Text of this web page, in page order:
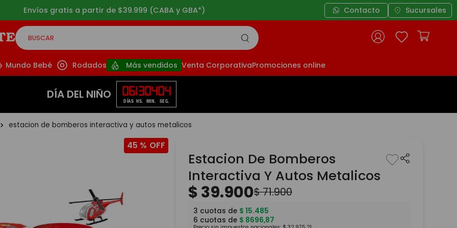
gratis a partir de $39.999 (CABA y GBA*) 3 cuotas sin interés a partir de
Contacto Sucursales
BUSCAR
Mundo Bebé Rodados Más vendidos Venta CorporativaPromociones online
DÍA DEL NIÑO 06
DÍAS
13
HS.
04
MIN.
03
SEG.
estacion de bomberos interactiva y autos metalicos
45 %
Estacion De Bomberos
Interactiva Y Autos Metalicos
$39.900$71.900
3 cuotas de $ 15.485
6 cuotas de $ 8696,87